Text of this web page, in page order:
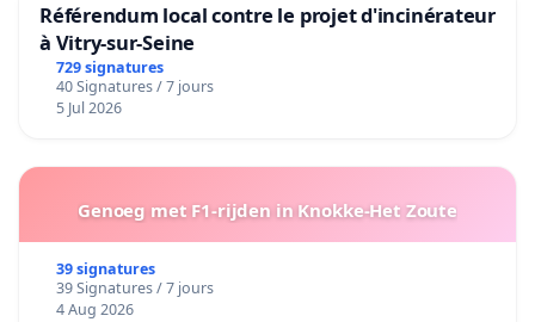
Référendum local contre le projet d'incinérateur
à Vitry-sur-Seine
729 signatures
40 Signatures / 7 jours
5 Jul 2026
Genoeg met F1-rijden in Knokke-Het Zoute
39 signatures
39 Signatures / 7 jours
4 Aug 2026